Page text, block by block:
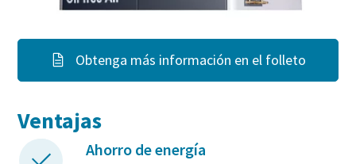
Obtenga más información en el folleto
Ventajas
Ahorro de energía